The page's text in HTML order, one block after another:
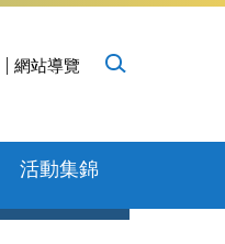
網站導覽
活動集錦